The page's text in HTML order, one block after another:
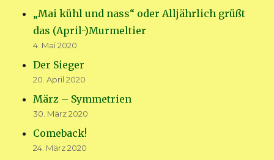
„Mai kühl und nass“ oder Alljährlich grüßt
das (April-)Murmeltier
4. Mai 2020
Der Sieger
20. April 2020
März – Symmetrien
30. März 2020
Comeback!
24. März 2020